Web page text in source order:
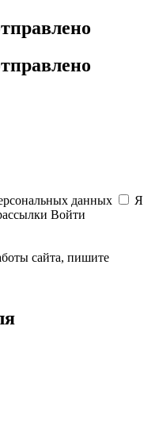
данных
Я
Войти
сайта, пишите